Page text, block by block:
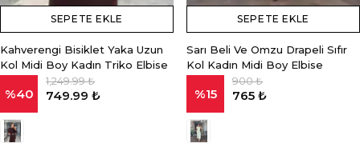
SEPETE EKLE
Kahverengi Bisiklet Yaka Uzun
Kol Midi Boy Kadın Triko Elbise
%40
1,249.99 ₺
749.99 ₺
SEPETE EKLE
Sarı Beli Ve Omzu Drapeli Sıfır
Kol Kadın Midi Boy Elbise
%15
900 ₺
765 ₺